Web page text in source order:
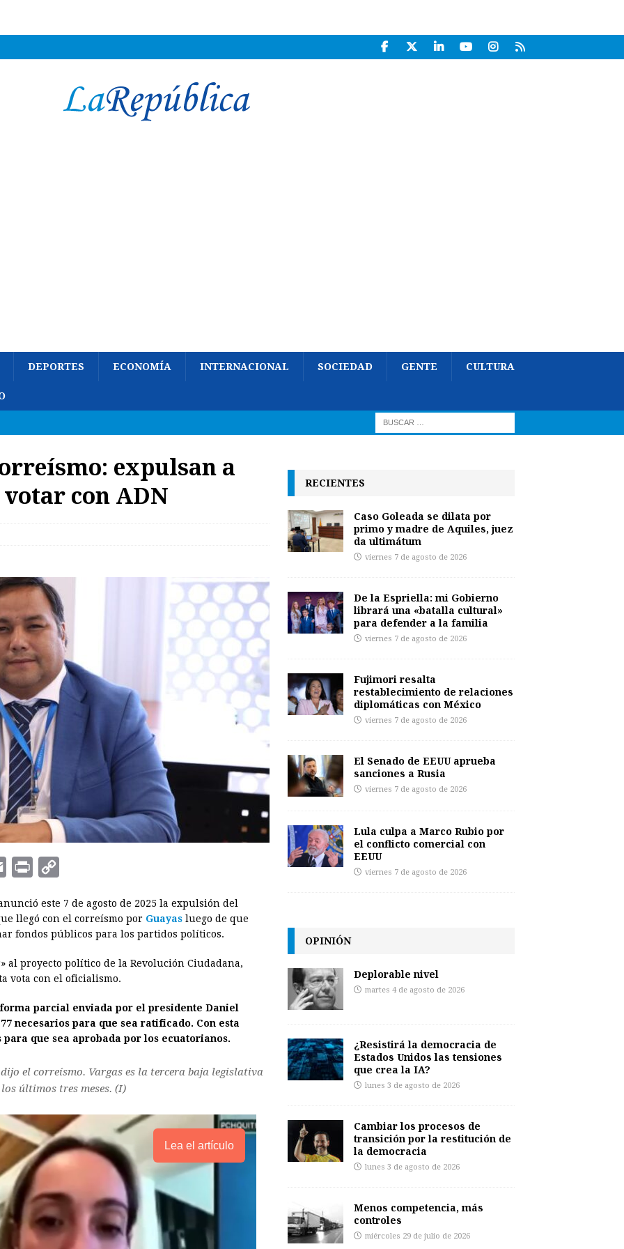
DEPORTES ECONOMÍA INTERNACIONAL SOCIEDAD GENTE CULTURA
expulsan a
con ADN
a
i
i
n
p
y
i
k
este 7 de agosto de 2025 la expulsión del
llegó con el correísmo por Guayas luego de que
fondos públicos para los partidos políticos.
al proyecto político de la Revolución Ciudadana,
vota con el oficialismo.
parcial enviada por el presidente Daniel
necesarios para que sea ratificado. Con esta
que sea aprobada por los ecuatorianos.
el correísmo. Vargas es la tercera baja legislativa
últimos tres meses. (I)
Lea el artículo
RECIENTES
Caso Goleada se dilata por
primo y madre de Aquiles, juez
da ultimátum
viernes 7 de agosto de 2026
De la Espriella: mi Gobierno
librará una «batalla cultural»
para defender a la familia
viernes 7 de agosto de 2026
Fujimori resalta
restablecimiento de relaciones
diplomáticas con México
viernes 7 de agosto de 2026
El Senado de EEUU aprueba
sanciones a Rusia
viernes 7 de agosto de 2026
Lula culpa a Marco Rubio por
el conflicto comercial con
EEUU
viernes 7 de agosto de 2026
OPINIÓN
Deplorable nivel
martes 4 de agosto de 2026
¿Resistirá la democracia de
Estados Unidos las tensiones
que crea la IA?
lunes 3 de agosto de 2026
Cambiar los procesos de
transición por la restitución de
la democracia
lunes 3 de agosto de 2026
Menos competencia, más
controles
miércoles 29 de julio de 2026